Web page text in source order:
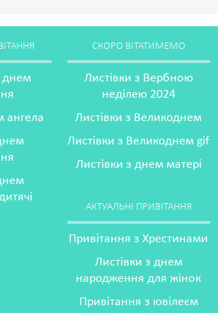
днем
ангела
СКОРО ВІТАТИМЕМО
Листівки з Вербною
неділею 2024
Листівки з Великоднем
Листівки з Великоднем gif
Листівки з днем матері
АКТУАЛЬНІ ПРИВІТАННЯ
Привітання з Хрестинами
Листівки з днем
народження для жінок
Привітання з ювілеєм